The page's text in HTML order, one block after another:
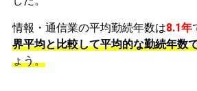
情報・通信業の平均勤続年数は8.1年
界平均と比較して平均的な勤続年数
ょう。